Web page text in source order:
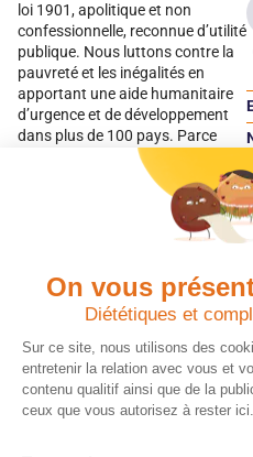
On vous
Diététiques et
Sur ce site, nous utilisons des
entretenir la relation avec vous et
contenu qualitif ainsi que de la
ceux que vous autorisez à rester ici.
loi 1901, apolitique et non
confessionnelle, reconnue d’utilité
publique. Nous luttons contre la
pauvreté et les inégalités en
apportant une aide humanitaire
d’urgence et de développement
dans plus de 100 pays. Parce
qu’elles sont les premières
victimes des inégalités, CARE met
les femmes et les filles au cœur
Quels avantages fiscaux ?
Chaque don effectué à une
association reconnue d’utilité
publique comme CARE, est
déductible jusqu’à 75 % de l’impôt
sur le revenu. Modalités de
déduction, déclaration des dons